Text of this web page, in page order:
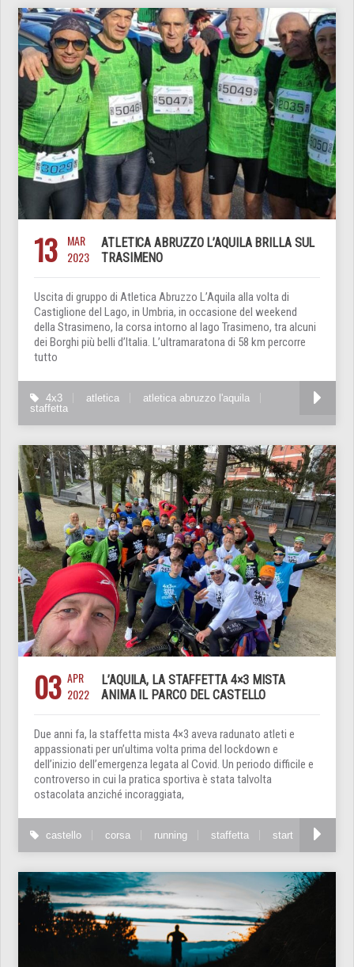
13
MAR
2023
ATLETICA ABRUZZO L’AQUILA BRILLA SUL
TRASIMENO
Uscita di gruppo di Atletica Abruzzo L’Aquila alla volta di
Castiglione del Lago, in Umbria, in occasione del weekend
della Strasimeno, la corsa intorno al lago Trasimeno, tra alcuni
dei Borghi più belli d’Italia. L’ultramaratona di 58 km percorre
tutto
4x3 atletica
atletica abruzzo l'aquila
staffetta
03 APR
2022
L’AQUILA, LA STAFFETTA 4×3 MISTA
ANIMA IL PARCO DEL CASTELLO
Due anni fa, la staffetta mista 4×3 aveva radunato atleti e
appassionati per un’ultima volta prima del lockdown e
dell’inizio dell’emergenza legata al Covid. Un periodo difficile e
controverso in cui la pratica sportiva è stata talvolta
ostacolata anziché incoraggiata,
castello corsa running staffetta start